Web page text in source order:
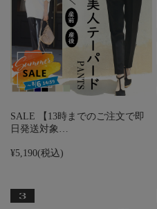
SALE 【13時までのご注文で即
日発送対象…
¥5,190(税込)